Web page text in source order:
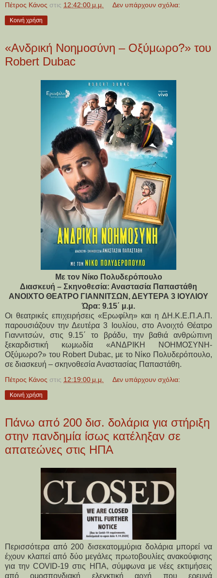
Πέτρος Κάνος στις 12:42:00 μ.μ. Δεν υπάρχουν σχόλια:
Κοινή χρήση
«Ανδρική Νοημοσύνη – Οξύμωρο?» του
Robert Dubac
Mε τον Νίκο Πολυδερόπουλο
Διασκευή – Σκηνοθεσία: Αναστασία Παπαστάθη
ΑΝΟΙΧΤΟ ΘΕΑΤΡΟ ΓΙΑΝΝΙΤΣΩΝ, ΔΕΥΤΕΡΑ 3 ΙΟΥΛΙΟΥ
Ώρα: 9.15΄ μ.μ.
Οι θεατρικές επιχειρήσεις «Ερωφίλη» και η ΔΗ.Κ.Ε.Π.Α.Π.
παρουσιάζουν την Δευτέρα 3 Ιουλίου, στο Ανοιχτό Θέατρο
Γιαννιτσών, στις 9.15΄ το βράδυ, την βαθιά ανθρώπινη
ξεκαρδιστική κωμωδία «ΑΝΔΡΙΚΗ ΝΟΗΜΟΣΥΝΗ-
Οξύμωρο?» του Robert Dubac, με το Νίκο Πολυδερόπουλο,
σε διασκευή – σκηνοθεσία Αναστασίας Παπαστάθη.
Πέτρος Κάνος στις 12:19:00 μ.μ. Δεν υπάρχουν σχόλια:
Κοινή χρήση
Πάνω από 200 δισ. δολάρια για στήριξη
στην πανδημία ίσως κατέληξαν σε
απατεώνες στις ΗΠΑ
Περισσότερα από 200 δισεκατομμύρια δολάρια μπορεί να
έχουν κλαπεί από δύο μεγάλες πρωτοβουλίες ανακούφισης
για την COVID-19 στις ΗΠΑ, σύμφωνα με νέες εκτιμήσεις
από ομοσπονδιακή ελεγκτική αρχή που ερευνά